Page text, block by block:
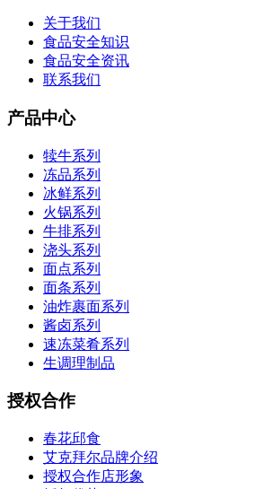
关于我们
食品安全知识
食品安全资讯
联系我们
产品中心
犊牛系列
冻品系列
冰鲜系列
火锅系列
牛排系列
浇头系列
面点系列
面条系列
油炸裹面系列
酱卤系列
速冻菜肴系列
生调理制品
授权合作
春花邱食
艾克拜尔品牌介绍
授权合作店形象